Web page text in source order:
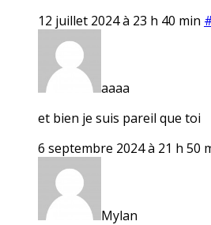
12 juillet 2024 à 23 h 40 min
aaaa
et bien je suis pareil que toi
6 septembre 2024 à 21 h 50
Mylan